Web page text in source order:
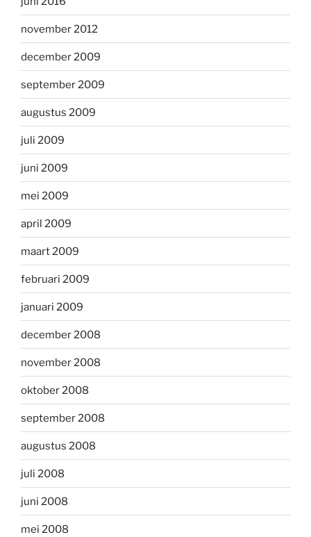
november 2012
december 2009
september 2009
augustus 2009
juli 2009
juni 2009
mei 2009
april 2009
maart 2009
februari 2009
januari 2009
december 2008
november 2008
oktober 2008
september 2008
augustus 2008
juli 2008
juni 2008
mei 2008